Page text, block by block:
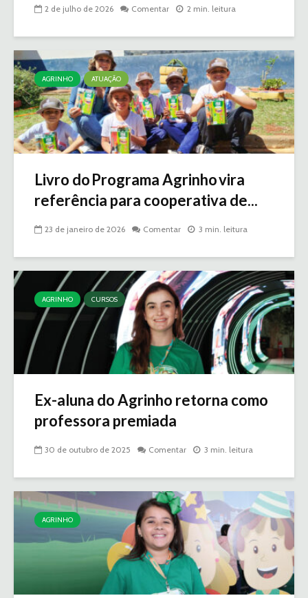
2 de julho de 2026 Comentar 2 min. leitura
AGRINHO ATUAÇÃO
Livro do Programa Agrinho vira
referência para cooperativa de...
23 de janeiro de 2026 Comentar 3 min. leitura
AGRINHO CURSOS
Ex-aluna do Agrinho retorna como
professora premiada
30 de outubro de 2025 Comentar 3 min. leitura
AGRINHO